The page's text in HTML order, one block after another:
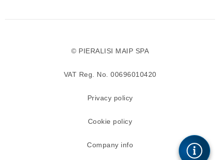
© PIERALISI MAIP SPA
VAT Reg. No. 00696010420
Privacy policy
Cookie policy
Company info